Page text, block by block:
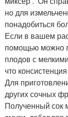
но для
понадобиться
Если в вашем
помощью можно
плодов с
что
Для
других сочных
Полученный сок